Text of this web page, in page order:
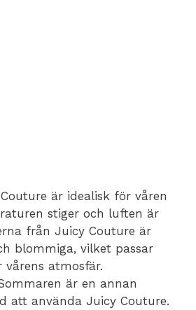
är idealisk för våren
stiger och luften är
från Juicy Couture är
blommiga, vilket passar
atmosfär.
är en annan
att använda Juicy Couture.